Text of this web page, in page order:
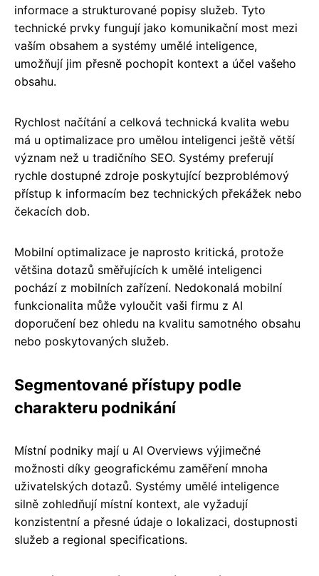
informace a strukturované popisy služeb. Tyto
technické prvky fungují jako komunikační most mezi
vaším obsahem a systémy umělé inteligence,
umožňují jim přesně pochopit kontext a účel vašeho
obsahu.
Rychlost načítání a celková technická kvalita webu
má u optimalizace pro umělou inteligenci ještě větší
význam než u tradičního SEO. Systémy preferují
rychle dostupné zdroje poskytující bezproblémový
přístup k informacím bez technických překážek nebo
čekacích dob.
Mobilní optimalizace je naprosto kritická, protože
většina dotazů směřujících k umělé inteligenci
pochází z mobilních zařízení. Nedokonalá mobilní
funkcionalita může vyloučit vaši firmu z AI
doporučení bez ohledu na kvalitu samotného obsahu
nebo poskytovaných služeb.
Segmentované přístupy podle
charakteru podnikání
Místní podniky mají u AI Overviews výjimečné
možnosti díky geografickému zaměření mnoha
uživatelských dotazů. Systémy umělé inteligence
silně zohledňují místní kontext, ale vyžadují
konzistentní a přesné údaje o lokalizaci, dostupnosti
služeb a regional specifications.